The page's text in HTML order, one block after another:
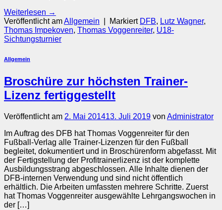
Weiterlesen →
Veröffentlicht amAllgemein Markiert DFB, Lutz Wagner,
Thomas Impekoven, Thomas Voggenreiter, U18-
Sichtungsturnier
Allgemein
Broschüre zur höchsten Trainer-
Lizenz fertiggestellt
Veröffentlicht am 2. Mai 201413. Juli 2019 von Administrator
Im Auftrag des DFB hat Thomas Voggenreiter für den
Fußball-Verlag alle Trainer-Lizenzen für den Fußball
begleitet, dokumentiert und in Broschürenform abgefasst. Mit
der Fertigstellung der Profitrainerlizenz ist der komplette
Ausbildungsstrang abgeschlossen. Alle Inhalte dienen der
DFB-internen Verwendung und sind nicht öffentlich
erhältlich. Die Arbeiten umfassten mehrere Schritte. Zuerst
hat Thomas Voggenreiter ausgewählte Lehrgangswochen in
der […]